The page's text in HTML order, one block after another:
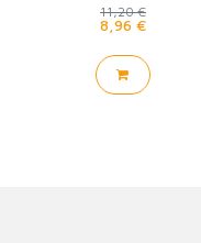
11,20 €
8,96 €